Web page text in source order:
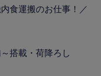
食運搬のお仕事！／
搭載・荷降ろし